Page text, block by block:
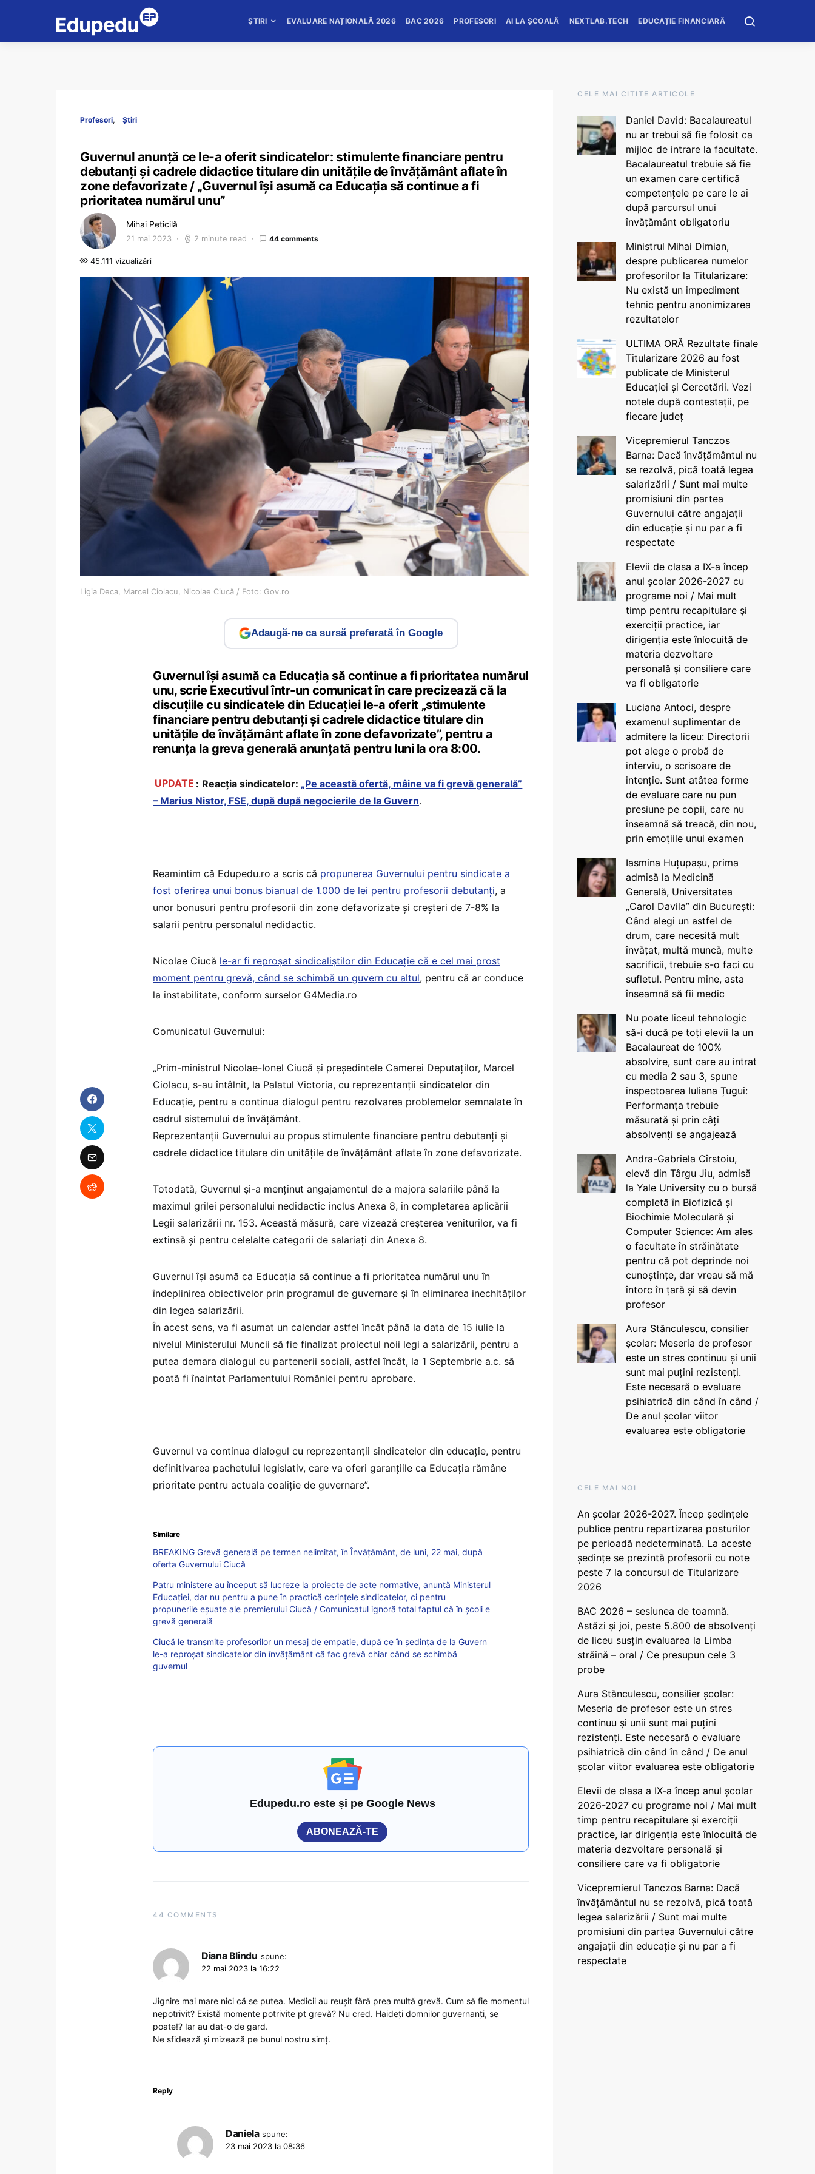
ȘTIRI EVALUARE NAȚIONALĂ 2026 BAC 2026 PROFESORI AI LA ȘCOALĂ NEXTLAB.TECH EDUCAȚIE FINANCIARĂ
Profesori Știri
Guvernul anunță ce le-a oferit sindicatelor: stimulente financiare pentru
debutanți și cadrele didactice titulare din unitățile de învățământ aflate în
zone defavorizate / „Guvernul își asumă ca Educația să continue a fi
prioritatea numărul unu”
Mihai Peticilă
21 mai 2023 2 minute read 44 comments
45.111 vizualizări
Ligia Deca, Marcel Ciolacu, Nicolae Ciucă / Foto: Gov.ro
Adaugă-ne ca sursă preferată în Google
Guvernul își asumă ca Educația să continue a fi prioritatea numărul
unu, scrie Executivul într-un comunicat în care precizează că la
discuțiile cu sindicatele din Educației le-a oferit „stimulente
financiare pentru debutanți și cadrele didactice titulare din
unitățile de învățământ aflate în zone defavorizate”, pentru a
renunța la greva generală anunțată pentru luni la ora 8:00.
UPDATE : Reacția sindicatelor: „Pe această ofertă, mâine va fi grevă generală”
– Marius Nistor, FSE, după după negocierile de la Guvern.
Reamintim că Edupedu.ro a scris că propunerea Guvernului pentru sindicate a
fost oferirea unui bonus bianual de 1.000 de lei pentru profesorii debutanți, a
unor bonusuri pentru profesorii din zone defavorizate și creșteri de 7-8% la
salarii pentru personalul nedidactic.
Nicolae Ciucă le-ar fi reproșat sindicaliștilor din Educație că e cel mai prost
moment pentru grevă, când se schimbă un guvern cu altul, pentru că ar conduce
la instabilitate, conform surselor G4Media.ro
Comunicatul Guvernului:
„Prim-ministrul Nicolae-Ionel Ciucă și președintele Camerei Deputaților, Marcel
Ciolacu, s-au întâlnit, la Palatul Victoria, cu reprezentanții sindicatelor din
Educație, pentru a continua dialogul pentru rezolvarea problemelor semnalate în
cadrul sistemului de învățământ.
Reprezentanții Guvernului au propus stimulente financiare pentru debutanți și
cadrele didactice titulare din unitățile de învățământ aflate în zone defavorizate.
Totodată, Guvernul și-a menținut angajamentul de a majora salariile până la
maximul grilei personalului nedidactic inclus Anexa 8, in completarea aplicării
Legii salarizării nr. 153. Această măsură, care vizează creșterea veniturilor, va fi
extinsă și pentru celelalte categorii de salariați din Anexa 8.
Guvernul își asumă ca Educația să continue a fi prioritatea numărul unu în
îndeplinirea obiectivelor prin programul de guvernare și în eliminarea inechităților
din legea salarizării.
În acest sens, va fi asumat un calendar astfel încât până la data de 15 iulie la
nivelul Ministerului Muncii să fie finalizat proiectul noii legi a salarizării, pentru a
putea demara dialogul cu partenerii sociali, astfel încât, la 1 Septembrie a.c. să
poată fi înaintat Parlamentului României pentru aprobare.
Guvernul va continua dialogul cu reprezentanții sindicatelor din educație, pentru
definitivarea pachetului legislativ, care va oferi garanțiile ca Educația rămâne
prioritate pentru actuala coaliție de guvernare”.
Similare
BREAKING Grevă generală pe termen nelimitat, în Învățământ, de luni, 22 mai, după
oferta Guvernului Ciucă
Patru ministere au început să lucreze la proiecte de acte normative, anunță Ministerul
Educației, dar nu pentru a pune în practică cerințele sindicatelor, ci pentru
propunerile eșuate ale premierului Ciucă / Comunicatul ignoră total faptul că în școli e
grevă generală
Ciucă le transmite profesorilor un mesaj de empatie, după ce în ședința de la Guvern
le-a reproșat sindicatelor din învățământ că fac grevă chiar când se schimbă
guvernul
Edupedu.ro este și pe Google News
ABONEAZĂ-TE
44 COMMENTS
Diana Blindu spune:
22 mai 2023 la 16:22
Jignire mai mare nici că se putea. Medicii au reușit fără prea multă grevă. Cum să fie momentul
nepotrivit? Există momente potrivite pt grevă? Nu cred. Haideți domnilor guvernanți, se
poate!? Iar au dat-o de gard.
Ne sfidează și mizează pe bunul nostru simț.
Reply
Daniela spune:
23 mai 2023 la 08:36
CELE MAI CITITE ARTICOLE
Daniel David: Bacalaureatul
nu ar trebui să fie folosit ca
mijloc de intrare la facultate.
Bacalaureatul trebuie să fie
un examen care certifică
competențele pe care le ai
după parcursul unui
învățământ obligatoriu
Ministrul Mihai Dimian,
despre publicarea numelor
profesorilor la Titularizare:
Nu există un impediment
tehnic pentru anonimizarea
rezultatelor
ULTIMA ORĂ Rezultate finale
Titularizare 2026 au fost
publicate de Ministerul
Educației și Cercetării. Vezi
notele după contestații, pe
fiecare județ
Vicepremierul Tanczos
Barna: Dacă învățământul nu
se rezolvă, pică toată legea
salarizării / Sunt mai multe
promisiuni din partea
Guvernului către angajații
din educație și nu par a fi
respectate
Elevii de clasa a IX-a încep
anul școlar 2026-2027 cu
programe noi / Mai mult
timp pentru recapitulare și
exerciții practice, iar
dirigenția este înlocuită de
materia dezvoltare
personală și consiliere care
va fi obligatorie
Luciana Antoci, despre
examenul suplimentar de
admitere la liceu: Directorii
pot alege o probă de
interviu, o scrisoare de
intenție. Sunt atâtea forme
de evaluare care nu pun
presiune pe copii, care nu
înseamnă să treacă, din nou,
prin emoțiile unui examen
Iasmina Huțupașu, prima
admisă la Medicină
Generală, Universitatea
„Carol Davila” din București:
Când alegi un astfel de
drum, care necesită mult
învățat, multă muncă, multe
sacrificii, trebuie s-o faci cu
sufletul. Pentru mine, asta
înseamnă să fii medic
Nu poate liceul tehnologic
să-i ducă pe toți elevii la un
Bacalaureat de 100%
absolvire, sunt care au intrat
cu media 2 sau 3, spune
inspectoarea Iuliana Țugui:
Performanța trebuie
măsurată și prin câți
absolvenți se angajează
Andra-Gabriela Cîrstoiu,
elevă din Târgu Jiu, admisă
la Yale University cu o bursă
completă în Biofizică și
Biochimie Moleculară și
Computer Science: Am ales
o facultate în străinătate
pentru că pot deprinde noi
cunoștințe, dar vreau să mă
întorc în țară și să devin
profesor
Aura Stănculescu, consilier
școlar: Meseria de profesor
este un stres continuu și unii
sunt mai puțini rezistenți.
Este necesară o evaluare
psihiatrică din când în când /
De anul școlar viitor
evaluarea este obligatorie
CELE MAI NOI
An școlar 2026-2027. Încep ședințele
publice pentru repartizarea posturilor
pe perioadă nedeterminată. La aceste
ședințe se prezintă profesorii cu note
peste 7 la concursul de Titularizare
2026
BAC 2026 – sesiunea de toamnă.
Astăzi și joi, peste 5.800 de absolvenți
de liceu susțin evaluarea la Limba
străină – oral / Ce presupun cele 3
probe
Aura Stănculescu, consilier școlar:
Meseria de profesor este un stres
continuu și unii sunt mai puțini
rezistenți. Este necesară o evaluare
psihiatrică din când în când / De anul
școlar viitor evaluarea este obligatorie
Elevii de clasa a IX-a încep anul școlar
2026-2027 cu programe noi / Mai mult
timp pentru recapitulare și exerciții
practice, iar dirigenția este înlocuită de
materia dezvoltare personală și
consiliere care va fi obligatorie
Vicepremierul Tanczos Barna: Dacă
învățământul nu se rezolvă, pică toată
legea salarizării / Sunt mai multe
promisiuni din partea Guvernului către
angajații din educație și nu par a fi
respectate